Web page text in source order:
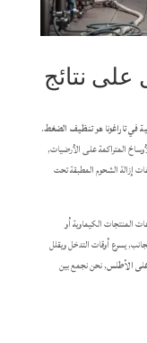
نتائج
تاراغوناهوتنظيف الضغط.
المتراكمة على الأرضيات,
إزالة الشحوم المطبقة تحت
المنتجات الكيماوية أو
يسرع أوقات التدخل ويقلل
الأطلس, نحن نجمع بين